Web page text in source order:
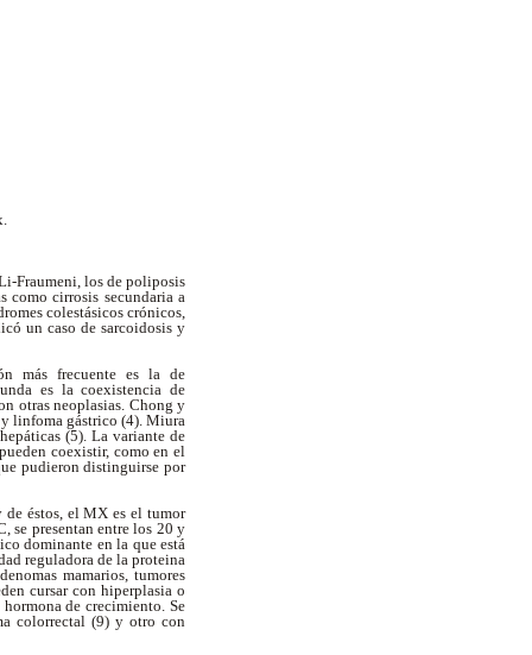
Fraumeni, los de poliposis
como cirrosis secundaria a
colestásicos crónicos,
un caso de sarcoidosis y
más frecuente es la de
es la coexistencia de
otras neoplasias. Chong y
linfoma gástrico (4). Miura
(5). La variante de
coexistir, como en el
pudieron distinguirse por
de éstos, el MX es el tumor
se presentan entre los 20 y
dominante en la que está
reguladora de la proteina
mamarios, tumores
cursar con hiperplasia o
de crecimiento. Se
colorrectal (9) y otro con